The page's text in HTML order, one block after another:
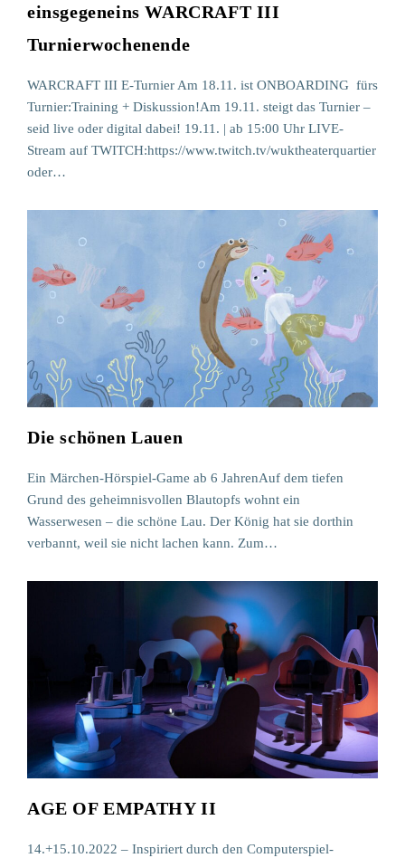
einsgegeneins WARCRAFT III
Turnierwochenende
WARCRAFT III E-Turnier Am 18.11. ist ONBOARDING fürs
Turnier:Training + Diskussion!Am 19.11. steigt das Turnier –
seid live oder digital dabei! 19.11. | ab 15:00 Uhr LIVE-
Stream auf TWITCH:https://www.twitch.tv/wuktheaterquartier
oder…
Die schönen Lauen
Ein Märchen-Hörspiel-Game ab 6 JahrenAuf dem tiefen
Grund des geheimnisvollen Blautopfs wohnt ein
Wasserwesen – die schöne Lau. Der König hat sie dorthin
verbannt, weil sie nicht lachen kann. Zum…
AGE OF EMPATHY II
14.+15.10.2022 – Inspiriert durch den Computerspiel-